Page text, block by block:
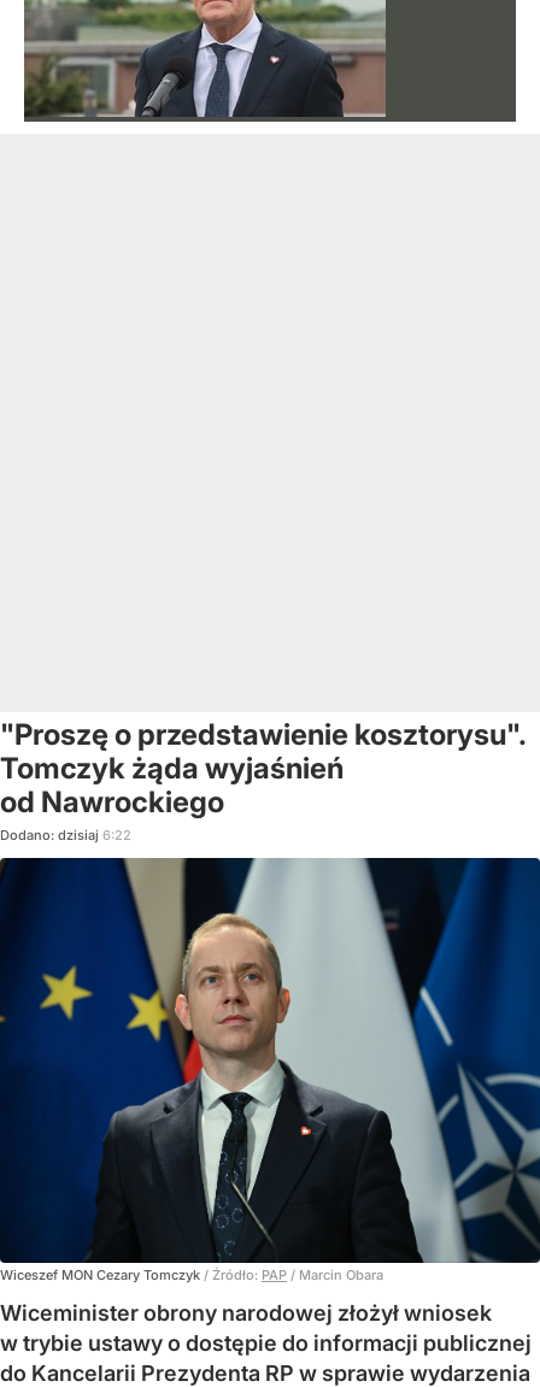
"Proszę o przedstawienie kosztorysu".
Tomczyk żąda wyjaśnień
od Nawrockiego
Dodano: dzisiaj 6:22
Wiceszef MON Cezary Tomczyk / Źródło: PAP / Marcin Obara
Wiceminister obrony narodowej złożył wniosek
w trybie ustawy o dostępie do informacji publicznej
do Kancelarii Prezydenta RP w sprawie wydarzenia